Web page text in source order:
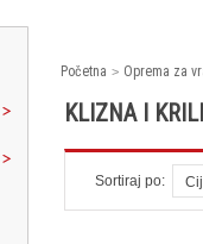
Početna Oprema za
KLIZNA I
Sortiraj po: